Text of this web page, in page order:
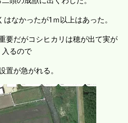
なかったが1ｍ以上はあった。
要だがコシヒカリは穂が出て実が
入るので
置が急がれる。